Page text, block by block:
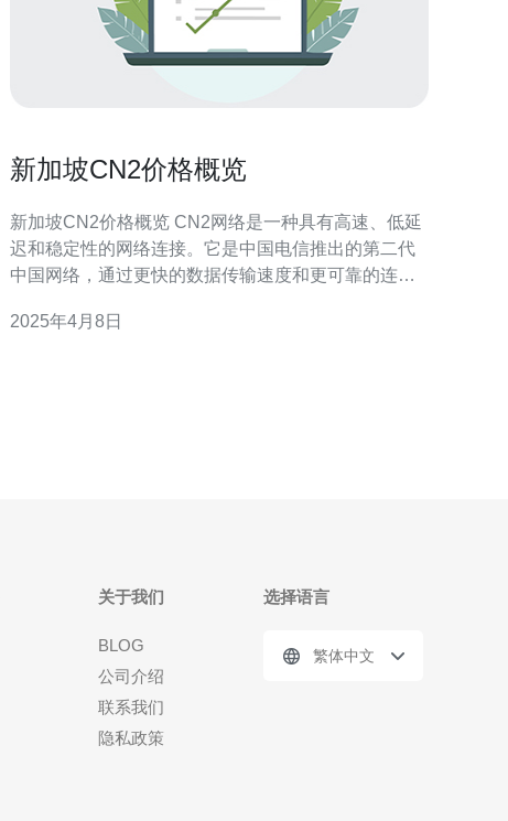
新加坡CN2价格概览
新加坡CN2价格概览 CN2网络是一种具有高速、低延
迟和稳定性的网络连接。它是中国电信推出的第二代
中国网络，通过更快的数据传输速度和更可靠的连
际化的商业中心，拥有非常发达的互联网基础设施。
2025年4月8日
关于我们
BLOG
公司介绍
联系我们
隐私政策
选择语言
繁体中文